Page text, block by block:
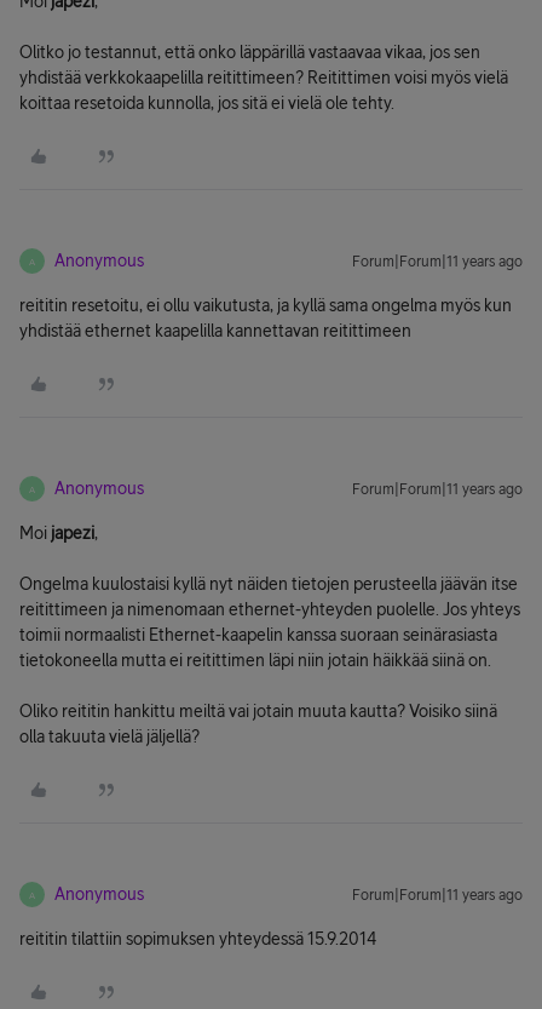
Olitko jo testannut, että onko läppärillä vastaavaa vikaa, jos sen
yhdistää verkkokaapelilla reitittimeen? Reitittimen voisi myös vielä
koittaa resetoida kunnolla, jos sitä ei vielä ole tehty.
A Anonymous Forum|Forum|11 years ago
reititin resetoitu, ei ollu vaikutusta, ja kyllä sama ongelma myös kun
yhdistää ethernet kaapelilla kannettavan reitittimeen
A Anonymous Forum|Forum|11 years ago
Moi japezi,
Ongelma kuulostaisi kyllä nyt näiden tietojen perusteella jäävän itse
reitittimeen ja nimenomaan ethernet-yhteyden puolelle. Jos yhteys
toimii normaalisti Ethernet-kaapelin kanssa suoraan seinärasiasta
tietokoneella mutta ei reitittimen läpi niin jotain häikkää siinä on.
Oliko reititin hankittu meiltä vai jotain muuta kautta? Voisiko siinä
olla takuuta vielä jäljellä?
A Anonymous Forum|Forum|11 years ago
reititin tilattiin sopimuksen yhteydessä 15.9.2014